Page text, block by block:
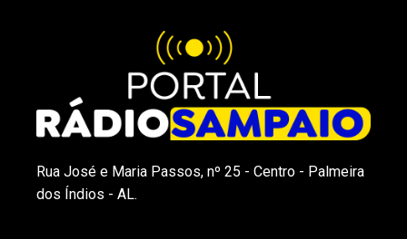
Rua José e Maria Passos, nº 25 - Centro - Palmeira
dos Índios - AL.